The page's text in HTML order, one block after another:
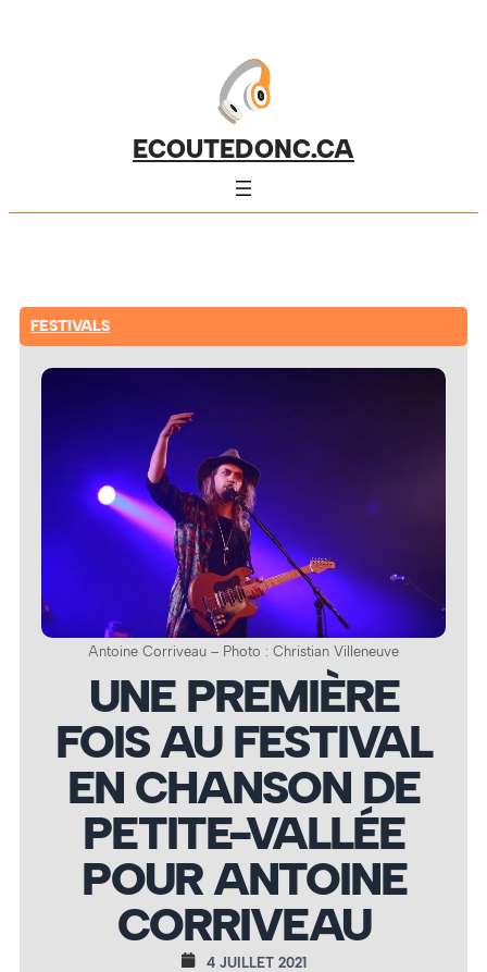
ECOUTEDONC.CA
FESTIVALS
Antoine Corriveau – Photo : Christian Villeneuve
UNE PREMIÈRE
FOIS AU FESTIVAL
EN CHANSON DE
PETITE-VALLÉE
POUR ANTOINE
CORRIVEAU
4 JUILLET 2021